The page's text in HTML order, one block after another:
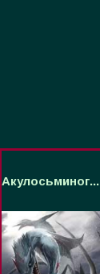
Акулосьминог...